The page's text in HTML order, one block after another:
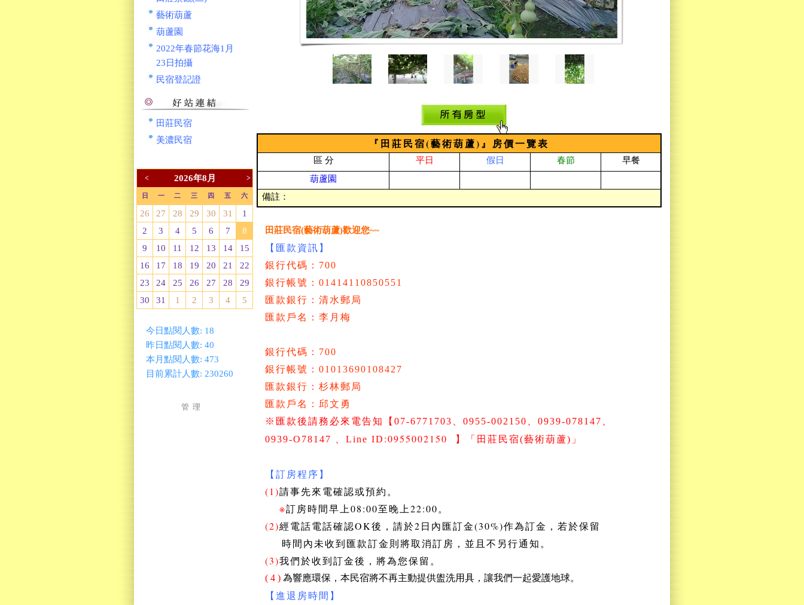
藝術葫蘆
葫蘆園
2022年春節花海1月
23日拍攝
民宿登記證
田莊民宿
美濃民宿
< 2026年8月 >
日 一 二 三 四 五 六
26 27 28 29 30 31
1
2
3 4 5 6 7
8
9
10 11 12 13 14
15
16
17 18 19 20 21
22
23
24 25 26 27 28
29
30
31 1 2 3 4 5
今日點閱人數: 18
昨日點閱人數: 40
本月點閱人數: 473
目前累計人數: 230260
管 理
『田莊民宿(藝術葫蘆)』房價一覽表
區 分 平日 假日 春節
早餐
葫蘆園
備註：
田莊民宿(藝術葫蘆)歡迎您~~
【匯款資訊】
銀行代碼：700
銀行帳號：01414110850551
匯款銀行：清水郵局
匯款戶名：李月梅
銀行代碼：700
銀行帳號：01013690108427
匯款銀行：杉林郵局
匯款戶名：邱文勇
※匯款後請務必來電告知
【07-6771703、0955-002150、0939-078147、
0939-O78147
、Line ID :0955002150 】 「田莊民宿(藝術葫蘆)」
【訂房程序】
(1)請事先來電確認或預約。
※訂房時間早上08:00至晚上22:00。
(2)經電話電話確認OK後，請於2日內匯訂金(30%)作為訂金，若於保留
時間內未收到匯款訂金則將取消訂房，並且不另行通知。
(3)我們於收到訂金後，將為您保留。
( 4 ) 為響應環保，本民宿將不再主動提供盥洗用具，讓我們一起愛護地球。
【進退房時間】